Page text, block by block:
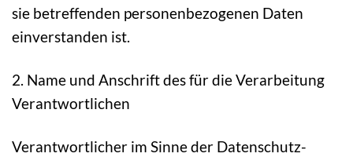
sie betreffenden personenbezogenen Daten
einverstanden ist.
2. Name und Anschrift des für die Verarbeitung
Verantwortlichen
Verantwortlicher im Sinne der Datenschutz-